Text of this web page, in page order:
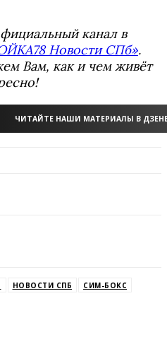
канал в
Новости СПб».
Вам, как и чем живёт
ЧИТАЙТЕ НАШИ МАТЕРИАЛЫ В
НОВОСТИ СПБ СИМ-БОКС